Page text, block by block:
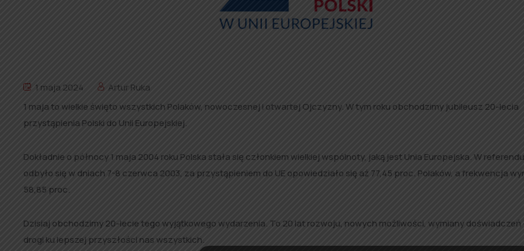
1 maja 2024
Artur Ruka
1 maja to wielkie święto wszystkich Polaków, nowoczesnej i otwartej Ojczyzny. W tym roku obchodzimy jubileusz 20-lecia
przystąpienia Polski do Unii Europejskiej.
Dokładnie o północy 1 maja 2004 roku Polska stała się członkiem wielkiej wspólnoty, jaką jest Unia Europejska. W
odbyło się w dniach 7-8 czerwca 2003, za przystąpieniem do UE opowiedziało się aż 77,45 proc. Polaków, a frekwencja
58,85 proc.
Dzisiaj obchodzimy 20-lecie tego wyjątkowego wydarzenia. To 20 lat rozwoju, nowych możliwości, wymiany doświadczeń
drogi ku lepszej przyszłości nas wszystkich.